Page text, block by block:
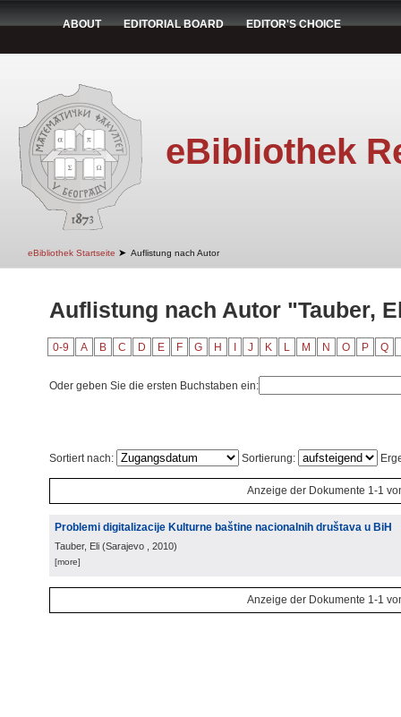
ABOUT EDITORIAL BOARD EDITOR'S CHOICE
eBibliothek
eBibliothek Startseite ➤ Auflistung nach Autor
Auflistung nach Autor "Tauber,
0-9 A B C D E F G H J K L M N O P Q
Oder geben Sie die ersten Buchstaben ein:
Sortiert nach: Sortierung:
Anzeige der Dokumente 1-1
Problemi digitalizacije Kulturne baštine nacionalnih društava u BiH
Tauber, Eli (Sarajevo , 2010)
[more]
Anzeige der Dokumente 1-1